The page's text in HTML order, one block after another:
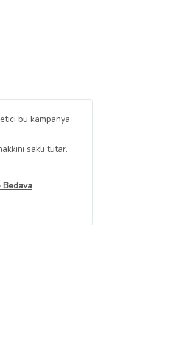
bu kampanya
saklı tutar.
Bedava